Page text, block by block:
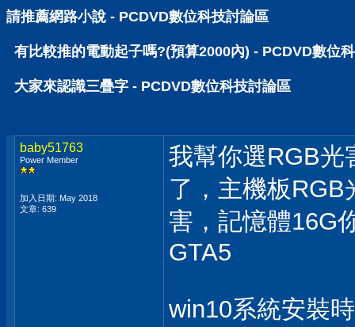
請推薦網路小說 - PCDVD數位科技討論區
有比較推的電動起子嗎?(預算2000內) - PCDVD數位
大家來認識三疊字 - PCDVD數位科技討論區
baby51763
Power Member
加入日期: May 2018
文章: 639
我幫你選RGB光
了，主機板RGB
害，記憶體16G
GTA5
win10系統安裝